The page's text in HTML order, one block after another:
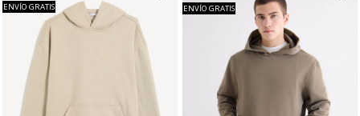
ENVÍO GRATIS ENVÍO GRATIS